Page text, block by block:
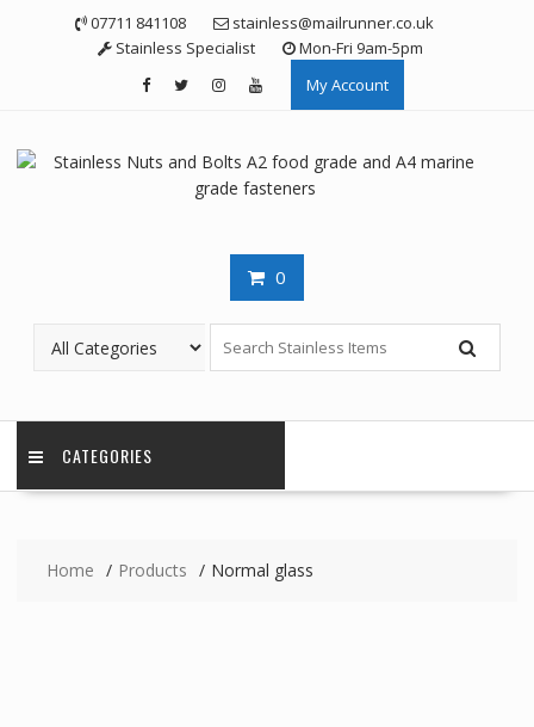
07711 841108
stainless@mailrunner.co.uk
Stainless Specialist
Mon-Fri 9am-5pm
My Account
0
CATEGORIES
Home Products Normal glass